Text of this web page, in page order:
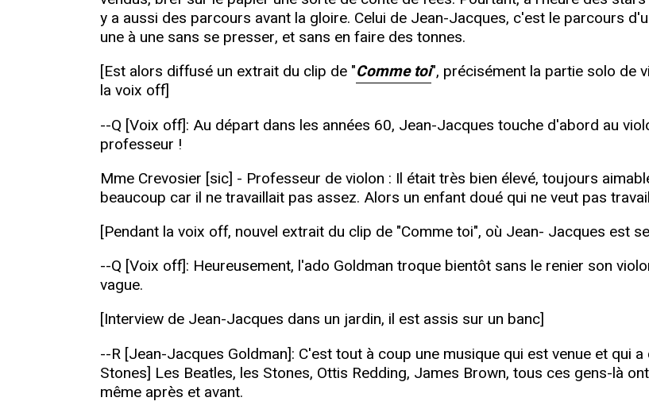
y a aussi des parcours avant la gloire. Celui de Jean-Jacques, c'est le parcours
une à une sans se presser, et sans en faire des tonnes.
[Est alors diffusé un extrait du clip de "Comme toi", précisément la partie solo de
la voix off]
--Q [Voix off]: Au départ dans les années 60, Jean-Jacques touche d'abord au
professeur !
Mme Crevosier [sic] - Professeur de violon : Il était très bien élevé, toujours
beaucoup car il ne travaillait pas assez. Alors un enfant doué qui ne veut pas
[Pendant la voix off, nouvel extrait du clip de "Comme toi", où Jean- Jacques est
--Q [Voix off]: Heureusement, l'ado Goldman troque bientôt sans le renier son
vague.
[Interview de Jean-Jacques dans un jardin, il est assis sur un banc]
--R [Jean-Jacques Goldman]: C'est tout à coup une musique qui est venue et qui
Stones] Les Beatles, les Stones, Ottis Redding, James Brown, tous ces gens-là
même après et avant.